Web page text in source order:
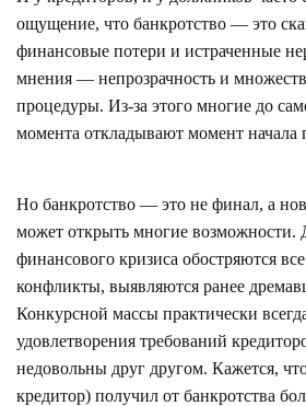
ощущение, что банкротство — это
финансовые потери и истраченные
мнения — непрозрачность и
процедуры. Из-за этого многие до
момента откладывают момент начала
Но банкротство — это не финал, а
может открыть многие возможности.
финансового кризиса обостряются
конфликты, выявляются ранее
Конкурсной массы практически
удовлетворения требований
недовольны друг другом. Кажется,
кредитор) получил от банкротства